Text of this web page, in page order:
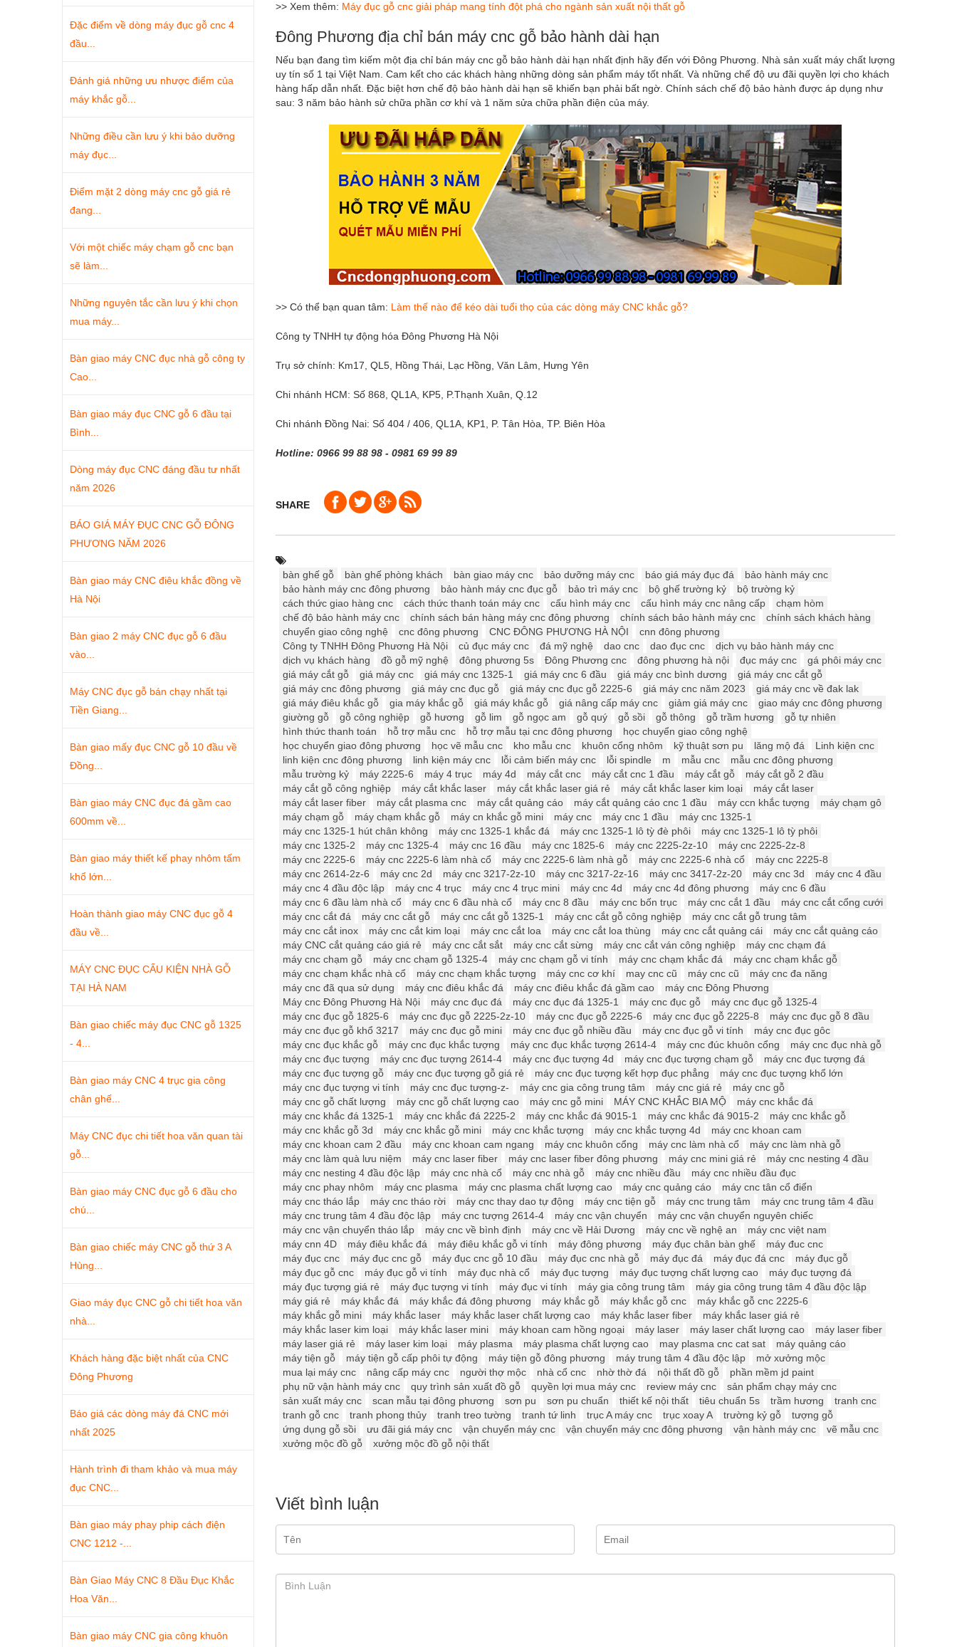
Đặc điểm về dòng máy đục gỗ cnc 4
đầu...
Đánh giá những ưu nhược điểm của
máy khắc gỗ...
Những điều cần lưu ý khi bảo dưỡng
máy đục...
Điểm mặt 2 dòng máy cnc gỗ giá rẻ
đang...
Với một chiếc máy chạm gỗ cnc bạn
sẽ làm...
Những nguyên tắc cần lưu ý khi chọn
mua máy...
Bàn giao máy CNC đục nhà gỗ công ty
Cao...
Bàn giao máy đục CNC gỗ 6 đầu tại
Bình...
Dòng máy đục CNC đáng đầu tư nhất
năm 2026
BÁO GIÁ MÁY ĐỤC CNC GỖ ĐÔNG
PHƯƠNG NĂM 2026
Bàn giao máy CNC điêu khắc đồng về
Hà Nội
Bàn giao 2 máy CNC đục gỗ 6 đầu
vào...
Máy CNC đục gỗ bán chạy nhất tại
Tiền Giang...
Bàn giao mấy đục CNC gỗ 10 đầu về
Đồng...
Bàn giao máy CNC đục đá gầm cao
600mm về...
Bàn giao máy thiết kế phay nhôm tấm
khổ lớn...
Hoàn thành giao máy CNC đục gỗ 4
đầu về...
MÁY CNC ĐỤC CẤU KIỆN NHÀ GỖ
TẠI HÀ NAM
Bàn giao chiếc máy đục CNC gỗ 1325
- 4...
Bàn giao máy CNC 4 trục gia công
chân ghế...
Máy CNC đục chi tiết hoa văn quan tài
gỗ...
Bàn giao máy CNC đục gỗ 6 đầu cho
chú...
Bàn giao chiếc máy CNC gỗ thứ 3 A
Hùng...
Giao máy đục CNC gỗ chi tiết hoa văn
nhà...
Khách hàng đặc biệt nhất của CNC
Đông Phương
Báo giá các dòng máy đá CNC mới
nhất 2025
Hành trình đi tham khảo và mua máy
đục CNC...
Bàn giao máy phay phip cách điện
CNC 1212 -...
Bàn Giao Máy CNC 8 Đầu Đục Khắc
Hoa Văn...
Bàn giao máy CNC gia công khuôn
>> Xem thêm: Máy đục gỗ cnc giải pháp mang tính đột phá cho ngành sản xuất nội thất gỗ
Đông Phương địa chỉ bán máy cnc gỗ bảo hành dài hạn
Nếu bạn đang tìm kiếm một địa chỉ bán máy cnc gỗ bảo hành dài hạn nhất định hãy đến với Đông Phương. Nhà sản xuất máy chất lượng
uy tín số 1 tại Việt Nam. Cam kết cho các khách hàng những dòng sản phẩm máy tốt nhất. Và những chế độ ưu đãi quyền lợi cho khách
hàng hấp dẫn nhất. Đặc biệt hơn chế độ bảo hành dài hạn sẽ khiến bạn phải bất ngờ. Chính sách chế độ bảo hành được áp dụng như
sau: 3 năm bảo hành sử chữa phần cơ khí và 1 năm sửa chữa phần điện của máy.
>> Có thể bạn quan tâm: Làm thế nào để kéo dài tuổi thọ của các dòng máy CNC khắc gỗ?
Công ty TNHH tự động hóa Đông Phương Hà Nội
Trụ sở chính: Km17, QL5, Hồng Thái, Lạc Hồng, Văn Lâm, Hưng Yên
Chi nhánh HCM: Số 868, QL1A, KP5, P.Thạnh Xuân, Q.12
Chi nhánh Đồng Nai: Số 404 / 406, QL1A, KP1, P. Tân Hòa, TP. Biên Hòa
Hotline: 0966 99 88 98 - 0981 69 99 89
SHARE
bàn ghế gỗ bàn ghế phòng khách bàn giao máy cnc bảo dưỡng máy cnc báo giá máy đục đá
bảo hành máy cnc
bảo hành máy cnc đông phương
bảo hành máy cnc đục gỗ bảo trì máy cnc bộ ghế trường kỷ
bộ trường kỷ
cách thức giao hàng cnc
cách thức thanh toán máy cnc cấu hình máy cnc cấu hình máy cnc nâng cấp
chạm hòm
chế độ bảo hành máy cnc
chính sách bán hàng máy cnc đông phương chính sách bảo hành máy cnc
chính sách khách hàng
chuyển giao công nghệ
cnc đông phương CNC ĐÔNG PHƯƠNG HÀ NỘI
cnn đông phương
Công ty TNHH Đông Phương Hà Nội
củ đục máy cnc đá mỹ nghệ dao cnc dao đục cnc
dịch vụ bảo hành máy cnc
dịch vụ khách hàng
đồ gỗ mỹ nghệ đông phương 5s Đông Phương cnc đông phương hà nội đục máy cnc
gá phôi máy cnc
giá máy cắt gỗ
giá máy cnc giá máy cnc 1325-1 giá máy cnc 6 đầu giá máy cnc bình dương
giá máy cnc cắt gỗ
giá máy cnc đông phương
giá máy cnc đục gỗ giá máy cnc đục gỗ 2225-6 giá máy cnc năm 2023
giá máy cnc về đak lak
giá máy điêu khắc gỗ
gia máy khắc gỗ giá máy khắc gỗ giá nâng cấp máy cnc giảm giá máy cnc
giao máy cnc đông phương
giường gỗ
gỗ công nghiệp gỗ hương gỗ lim gỗ ngọc am gỗ quý gỗ sồi gỗ thông gỗ trầm hương
gỗ tự nhiên
hình thức thanh toán
hỗ trợ mẫu cnc hỗ trợ mẫu tại cnc đông phương
học chuyển giao công nghệ
học chuyển giao đông phương
học vẽ mẫu cnc kho mẫu cnc khuôn cổng nhôm kỹ thuật sơn pu lăng mộ đá
Linh kiện cnc
linh kiện cnc đông phương
linh kiện máy cnc lỗi cảm biến máy cnc lỗi spindle m mẫu cnc
mẫu cnc đông phương
mẫu trường kỷ
máy 2225-6 máy 4 trục máy 4d máy cắt cnc máy cắt cnc 1 đầu máy cắt gỗ
máy cắt gỗ 2 đầu
máy cắt gỗ công nghiệp
máy cắt khắc laser máy cắt khắc laser giá rẻ máy cắt khắc laser kim loại
máy cắt laser
máy cắt laser fiber
máy cắt plasma cnc máy cắt quảng cáo máy cắt quảng cáo cnc 1 đầu máy ccn khắc tượng
máy chạm gô
máy chạm gỗ
máy chạm khắc gỗ máy cn khắc gỗ mini máy cnc máy cnc 1 đầu
máy cnc 1325-1
máy cnc 1325-1 hút chân không
máy cnc 1325-1 khắc đá máy cnc 1325-1 lô tỳ đè phôi
máy cnc 1325-1 lô tỳ phôi
máy cnc 1325-2
máy cnc 1325-4 máy cnc 16 đầu máy cnc 1825-6 máy cnc 2225-2z-10
máy cnc 2225-2z-8
máy cnc 2225-6
máy cnc 2225-6 làm nhà cổ máy cnc 2225-6 làm nhà gỗ máy cnc 2225-6 nhà cổ
máy cnc 2225-8
máy cnc 2614-2z-6
máy cnc 2d máy cnc 3217-2z-10 máy cnc 3217-2z-16 máy cnc 3417-2z-20 máy cnc 3d
máy cnc 4 đầu
máy cnc 4 đầu độc lập
máy cnc 4 trục máy cnc 4 trục mini máy cnc 4d máy cnc 4d đông phương
máy cnc 6 đầu
máy cnc 6 đầu làm nhà cổ
máy cnc 6 đầu nhà cổ máy cnc 8 đầu máy cnc bốn trục máy cnc cắt 1 đầu
máy cnc cắt cổng cưới
máy cnc cắt đá
máy cnc cắt gỗ máy cnc cắt gỗ 1325-1 máy cnc cắt gỗ công nghiệp
máy cnc cắt gỗ trung tâm
máy cnc cắt inox
máy cnc cắt kim loại máy cnc cắt loa máy cnc cắt loa thùng máy cnc cắt quảng cái
máy cnc cắt quảng cáo
máy CNC cắt quảng cáo giá rẻ
máy cnc cắt sắt máy cnc cắt sừng máy cnc cắt ván công nghiệp
máy cnc chạm đá
máy cnc chạm gỗ
máy cnc chạm gỗ 1325-4 máy cnc chạm gỗ vi tính máy cnc chạm khắc đá
máy cnc chạm khắc gỗ
máy cnc chạm khắc nhà cổ
máy cnc chạm khắc tượng máy cnc cơ khí may cnc cũ máy cnc cũ
máy cnc đa năng
máy cnc đã qua sử dụng
máy cnc điêu khắc đá máy cnc điêu khắc đá gầm cao
máy cnc Đông Phương
Máy cnc Đông Phương Hà Nội
máy cnc đục đá máy cnc đục đá 1325-1 máy cnc đục gỗ
máy cnc đục gỗ 1325-4
máy cnc đục gỗ 1825-6
máy cnc đục gỗ 2225-2z-10 máy cnc đục gỗ 2225-6 máy cnc đục gỗ 2225-8
máy cnc đục gỗ 8 đầu
máy cnc đục gỗ khổ 3217
máy cnc đục gỗ mini máy cnc đục gỗ nhiều đầu máy cnc đục gỗ vi tính
máy cnc đục gôc
máy cnc đục khắc gỗ
máy cnc đục khắc tượng máy cnc đục khắc tượng 2614-4 máy cnc đúc khuôn cổng
máy cnc đục nhà gỗ
máy cnc đục tượng
máy cnc đục tượng 2614-4 máy cnc đục tượng 4d máy cnc đục tượng chạm gỗ
máy cnc đục tượng đá
máy cnc đục tượng gỗ
máy cnc đục tượng gỗ giá rẻ máy cnc đục tượng kết hợp đục phẳng
máy cnc đục tượng khổ lớn
máy cnc đục tượng vi tính
máy cnc đục tượng-z- máy cnc gia công trung tâm máy cnc giá rẻ
máy cnc gỗ
máy cnc gỗ chất lượng
máy cnc gỗ chất lượng cao máy cnc gỗ mini MÁY CNC KHẮC BIA MỘ
máy cnc khắc đá
máy cnc khắc đá 1325-1
máy cnc khắc đá 2225-2 máy cnc khắc đá 9015-1 máy cnc khắc đá 9015-2
máy cnc khắc gỗ
máy cnc khắc gỗ 3d
máy cnc khắc gỗ mini máy cnc khắc tượng máy cnc khắc tượng 4d
máy cnc khoan cam
máy cnc khoan cam 2 đầu
máy cnc khoan cam ngang máy cnc khuôn cổng máy cnc làm nhà cổ
máy cnc làm nhà gỗ
máy cnc làm quà lưu niệm
máy cnc laser fiber máy cnc laser fiber đông phương máy cnc mini giá rẻ
máy cnc nesting 4 đầu
máy cnc nesting 4 đầu độc lập
máy cnc nhà cổ máy cnc nhà gỗ máy cnc nhiều đầu
máy cnc nhiều đầu đục
máy cnc phay nhôm
máy cnc plasma máy cnc plasma chất lượng cao máy cnc quảng cáo
máy cnc tân cổ điển
máy cnc tháo lắp
máy cnc tháo rời máy cnc thay dao tự động máy cnc tiện gỗ máy cnc trung tâm
máy cnc trung tâm 4 đầu
máy cnc trung tâm 4 đầu độc lập
máy cnc tượng 2614-4 máy cnc vận chuyển
máy cnc vận chuyển nguyên chiếc
máy cnc vận chuyển tháo lắp
máy cnc về bình định máy cnc về Hải Dương máy cnc về nghệ an
máy cnc việt nam
máy cnn 4D
máy điêu khắc đá máy điêu khắc gỗ vi tính máy đông phương máy đục chân bàn ghế
máy đuc cnc
máy đục cnc
máy đục cnc gỗ máy đục cnc gỗ 10 đầu máy đục cnc nhà gỗ máy đục đá máy đục đá cnc
máy đục gỗ
máy đục gỗ cnc
máy đục gỗ vi tính máy đục nhà cổ máy đục tượng máy đục tượng chất lượng cao
máy đục tượng đá
máy đục tượng giá rẻ
máy đục tượng vi tính máy đục vi tính máy gia công trung tâm
máy gia công trung tâm 4 đầu độc lập
máy giá rẻ
máy khắc đá máy khắc đá đông phương máy khắc gỗ máy khắc gỗ cnc
máy khắc gỗ cnc 2225-6
máy khắc gỗ mini
máy khắc laser máy khắc laser chất lượng cao máy khắc laser fiber
máy khắc laser giá rẻ
máy khắc laser kim loại
máy khắc laser mini máy khoan cam hồng ngoại máy laser máy laser chất lượng cao
máy laser fiber
máy laser giá rẻ
máy laser kim loại máy plasma máy plasma chất lượng cao may plasma cnc cat sat
máy quảng cáo
máy tiện gỗ
máy tiện gỗ cấp phôi tự động máy tiện gỗ đông phương máy trung tâm 4 đầu độc lập
mở xưởng mộc
mua lại máy cnc
nâng cấp máy cnc người thợ mộc nhà cổ cnc nhờ thờ đá nội thất đồ gỗ
phần mềm jd paint
phụ nữ vận hành máy cnc
quy trình sản xuất đồ gỗ quyền lợi mua máy cnc review máy cnc
sản phẩm chạy máy cnc
sản xuất máy cnc
scan mẫu tại đông phương sơn pu sơn pu chuẩn thiết kế nội thất tiêu chuẩn 5s trầm hương
tranh cnc
tranh gỗ cnc
tranh phong thủy tranh treo tường tranh tứ linh trục A máy cnc trục xoay A trường kỷ gỗ
tượng gỗ
ứng dụng gỗ sồi
ưu đãi giá máy cnc vận chuyển máy cnc vận chuyển máy cnc đông phương vận hành máy cnc
vẽ mẫu cnc
xưởng mộc đồ gỗ
xưởng mộc đồ gỗ nội thất
Viết bình luận